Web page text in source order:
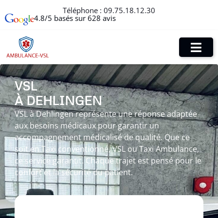
Téléphone : 09.75.18.12.30
4.8/5 basés sur 628 avis
VSL
À DEHLINGEN
VSL à Dehlingen représente une réponse adaptée
aux besoins médicaux pour garantir un
accompagnement médicalisé de qualité. Que ce
soit en Taxi conventionné, VSL ou Taxi Ambulance,
ce service garantit. Chaque trajet est pensé pour le
confort et la sécurité du patient.